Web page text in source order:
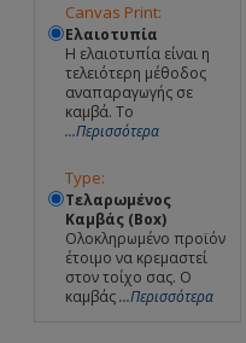
Canvas Print:
Ελαιοτυπία
Η ελαιοτυπία είναι η
τελειότερη μέθοδος
αναπαραγωγής σε
καμβά. Το
...Περισσότερα
Type:
Τελαρωμένος
Καμβάς (Box)
Ολοκληρωμένο προϊόν
έτοιμο να κρεμαστεί
στον τοίχο σας. Ο
καμβάς...Περισσότερα